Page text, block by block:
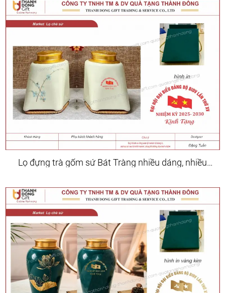
Lọ đựng trà gốm sứ Bát Tràng nhiều dáng, nhiều